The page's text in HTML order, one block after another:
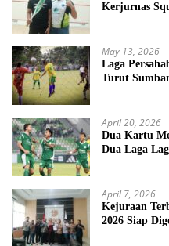
Kerjurnas
May 13, 2026
Laga
Turut
April 20, 2026
Dua Kartu
Dua Laga
April 7, 2026
Kejuraan
2026 Siap